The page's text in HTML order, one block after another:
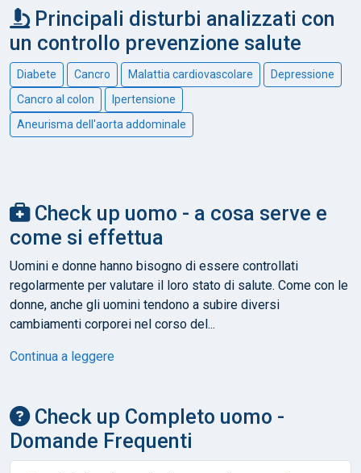
Principali disturbi analizzati con
un controllo prevenzione salute
Diabete Cancro Malattia cardiovascolare
Depressione
Cancro al colon
Ipertensione
Aneurisma dell'aorta addominale
Check up uomo - a cosa serve e
come si effettua
Uomini e donne hanno bisogno di essere controllati
regolarmente per valutare il loro stato di salute. Come con le
donne, anche gli uomini tendono a subire diversi
cambiamenti corporei nel corso del...
Continua a leggere
Check up Completo uomo -
Domande Frequenti